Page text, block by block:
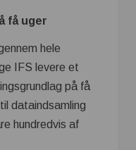
få uger
hele
IFS levere et
på få
dataindsamling
hundredvis af